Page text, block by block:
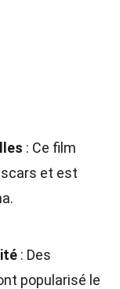
: Ce film
et est
: Des
popularisé le